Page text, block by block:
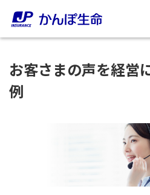
保険をご検討中のお客さま
お客さまの声を経営
例